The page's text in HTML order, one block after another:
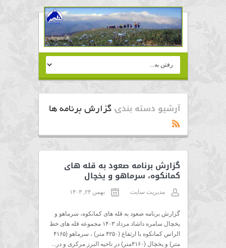
آرشیو دسته بندی:گزارش برنامه ها
گزارش برنامه صعود به قله های
کمانکوه، سرماهو و یخچال
مدیریت سایت بهمن ۲۴, ۱۴۰۳
گزارش برنامه صعود به قله های کمانکوه، سرماهو و
یخچال سامره داشاد مرداد ۱۴۰۳ مجموعه قله های خط
الراس کمانکوه با ارتفاع (۴۲۵۰ متر) ، سرماهو (۴۱۶۵
متر) و یخچال (۴۱۶۰متر) در ناحیه البرز مرکزی و در...